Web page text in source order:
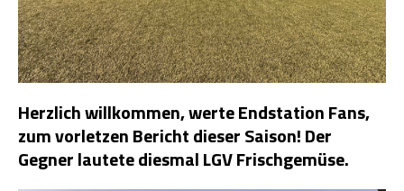
Herzlich willkommen, werte Endstation Fans,
zum vorletzen Bericht dieser Saison! Der
Gegner lautete diesmal LGV Frischgemüse.